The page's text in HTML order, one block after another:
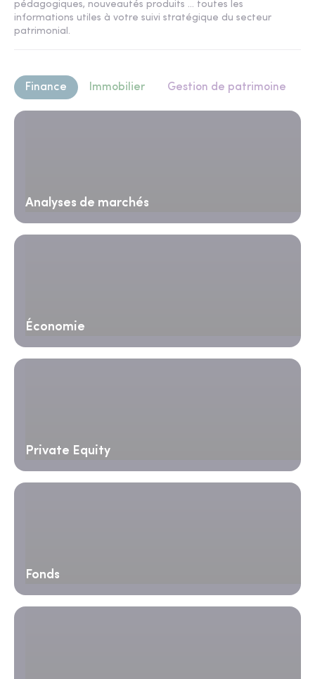
pédagogiques, nouveautés produits ... toutes les
informations utiles à votre suivi stratégique du secteur
patrimonial.
Finance Immobilier Gestion de patrimoine
Analyses de marchés
Économie
Private Equity
Fonds